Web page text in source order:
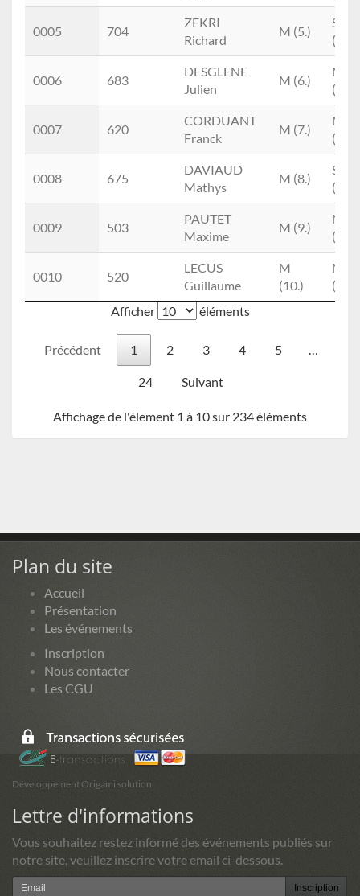
0005 704
ZEKRI
Richard
M (5.)
SEM
(4.)
0006 683
DESGLENE
Julien
M (6.)
(2.)
0007 620
CORDUANT
Franck
M (7.)
(1.)
0008 675
DAVIAUD
Mathys
M (8.)
SEM
(5.)
0009 503
PAUTET
Maxime
M (9.)
(2.)
0010 520
LECUS
Guillaume
M
(10.)
(3.)
Afficher
éléments
Précédent 1 2 3 4 5 …
24 Suivant
Affichage de l'élement 1 à 10 sur 234 éléments
Plan du site
Accueil
Présentation
Les événements
Inscription
Nous contacter
Les CGU
Développement Origami solution
Lettre d'informations
Vous souhaitez restez informé des événements publiés sur
notre site, veuillez inscrire votre email ci-dessous.
Inscription